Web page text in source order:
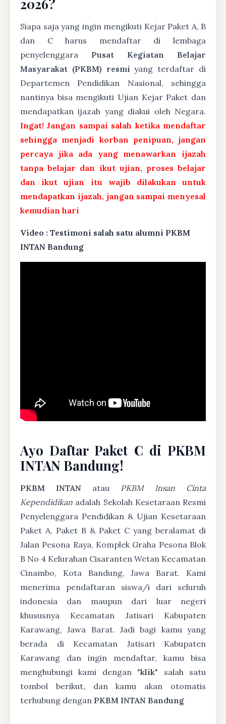
2026?
Siapa saja yang ingin mengikuti Kejar Paket A, B
dan C harus mendaftar di lembaga
penyelenggara Pusat Kegiatan Belajar
Masyarakat (PKBM) resmi yang terdaftar di
Departemen Pendidikan Nasional, sehingga
nantinya bisa mengikuti Ujian Kejar Paket dan
mendapatkan ijazah yang diakui oleh Negara.
Ingat! Jangan sampai salah ketika mendaftar
sehingga menjadi korban penipuan, jangan
percaya jika ada yang menawarkan ijazah
tanpa belajar dan ikut ujian, proses belajar
dan ikut ujian itu wajib dilakukan untuk
mendapatkan ijazah, jangan sampai menyesal
kemudian hari
Video : Testimoni salah satu alumni PKBM
INTAN Bandung
Ayo Daftar Paket C di PKBM
INTAN Bandung!
PKBM INTAN atau PKBM Insan Cinta
Kependidikan adalah Sekolah Kesetaraan Resmi
Penyelenggara Pendidikan & Ujian Kesetaraan
Paket A, Paket B & Paket C yang beralamat di
Jalan Pesona Raya, Komplek Graha Pesona Blok
B No 4 Kelurahan Cisaranten Wetan Kecamatan
Cinambo, Kota Bandung, Jawa Barat. Kami
menerima pendaftaran siswa/i dari seluruh
indonesia dan maupun dari luar negeri
khususnya Kecamatan Jatisari Kabupaten
Karawang, Jawa Barat. Jadi bagi kamu yang
berada di Kecamatan Jatisari Kabupaten
Karawang dan ingin mendaftar, kamu bisa
menghubungi kami dengan "klik" salah satu
tombol berikut, dan kamu akan otomatis
terhubung dengan PKBM INTAN Bandung